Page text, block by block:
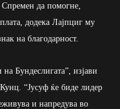
Спремен да помогне,
додека Лајпциг му
на благодарност.
Бундеслигата”, изјави
“Јусуф ќе биде лидер
и напредува во